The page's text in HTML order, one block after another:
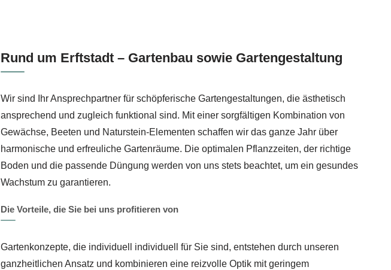
Rund um Erftstadt – Gartenbau sowie Gartengestaltung
Wir sind Ihr Ansprechpartner für schöpferische Gartengestaltungen, die ästhetisch
ansprechend und zugleich funktional sind. Mit einer sorgfältigen Kombination von
Gewächse, Beeten und Naturstein-Elementen schaffen wir das ganze Jahr über
harmonische und erfreuliche Gartenräume. Die optimalen Pflanzzeiten, der richtige
Boden und die passende Düngung werden von uns stets beachtet, um ein gesundes
Wachstum zu garantieren.
Die Vorteile, die Sie bei uns profitieren von
Gartenkonzepte, die individuell individuell für Sie sind, entstehen durch unseren
ganzheitlichen Ansatz und kombinieren eine reizvolle Optik mit geringem